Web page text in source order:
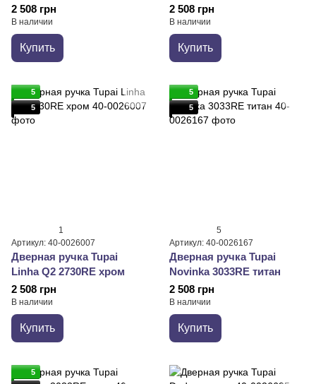
2 508 грн
В наличии
Купить
2 508 грн
В наличии
Купить
5
5
1
Артикул: 40-0026007
Дверная ручка Tupai
Linha Q2 2730RE хром
2 508 грн
В наличии
Купить
5
5
5
Артикул: 40-0026167
Дверная ручка Tupai
Novinka 3033RE титан
2 508 грн
В наличии
Купить
5